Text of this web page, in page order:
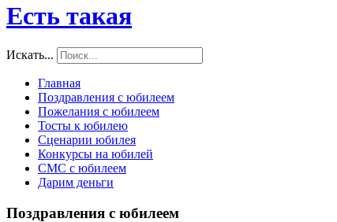
Есть такая
Искать...
Главная
Поздравления с юбилеем
Пожелания с юбилеем
Тосты к юбилею
Сценарии юбилея
Конкурсы на юбилей
СМС с юбилеем
Дарим деньги
Поздравления с юбилеем